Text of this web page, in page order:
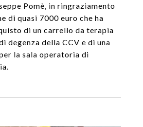
Pomè, in ringraziamento
di quasi 7000 euro che ha
di un carrello da terapia
degenza della CCV e di una
la sala operatoria di